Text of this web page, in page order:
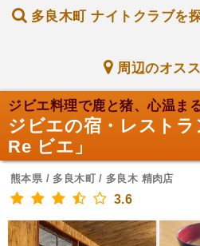
多良木町 ナイトクラブを
周辺のオス
ジビエ料理で鹿と猪、心温ま
ジビエの宿・レスト
Re ビエ」
熊本県 / 多良木町 / 多良木 精肉店
3.6